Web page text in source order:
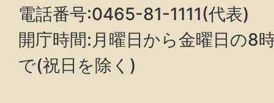
電話番号:0465-81-1111(代表)
開庁時間:月曜日から金曜日の8
で(祝日を除く)